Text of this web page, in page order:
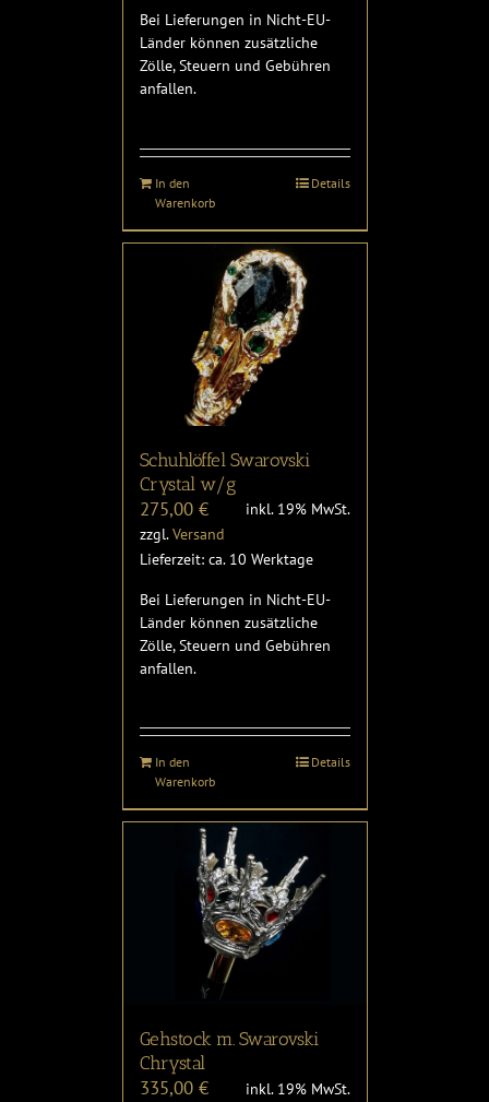
Bei Lieferungen in Nicht-EU-
Länder können zusätzliche
Zölle, Steuern und Gebühren
anfallen.
In den
Warenkorb
Details
Schuhlöffel Swarovski
Crystal w/g
275,00 €
inkl. 19% MwSt.
zzgl.Versand
Lieferzeit: ca. 10 Werktage
Bei Lieferungen in Nicht-EU-
Länder können zusätzliche
Zölle, Steuern und Gebühren
anfallen.
In den
Warenkorb
Details
Gehstock m. Swarovski
Chrystal
335,00 €
inkl. 19% MwSt.